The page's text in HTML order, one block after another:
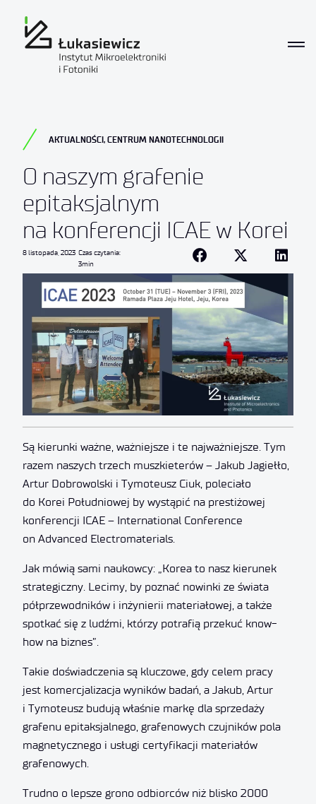
AKTUALNOŚCI, CENTRUM NANOTECHNOLOGII
O naszym grafenie
epitaksjalnym
na konferencji ICAE w Korei
8 listopada, 2023 Czas czytania:
3min
Są kierunki ważne, ważniejsze i te najważniejsze. Tym
razem naszych trzech muszkieterów – Jakub Jagiełło,
Artur Dobrowolski i Tymoteusz Ciuk, poleciało
do Korei Południowej by wystąpić na prestiżowej
konferencji ICAE – International Conference
on Advanced Electromaterials.
Jak mówią sami naukowcy: „Korea to nasz kierunek
strategiczny. Lecimy, by poznać nowinki ze świata
półprzewodników i inżynierii materiałowej, a także
spotkać się z ludźmi, którzy potrafią przekuć know-
how na biznes”.
Takie doświadczenia są kluczowe, gdy celem pracy
jest komercjalizacja wyników badań, a Jakub, Artur
i Tymoteusz budują właśnie markę dla sprzedaży
grafenu epitaksjalnego, grafenowych czujników pola
magnetycznego i usługi certyfikacji materiałów
grafenowych.
Trudno o lepsze grono odbiorców niż blisko 2000